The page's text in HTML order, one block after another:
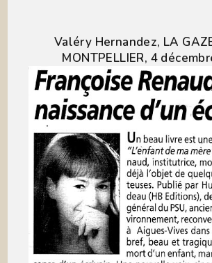
Valéry Hernandez, LA
MONTPELLIER, 4